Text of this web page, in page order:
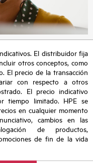
El distribuidor fija
otros conceptos, como
El precio de la transacción
con respecto a otros
El precio indicativo
tiempo limitado. HPE se
en cualquier momento
cambios en las
de productos,
de fin de la vida